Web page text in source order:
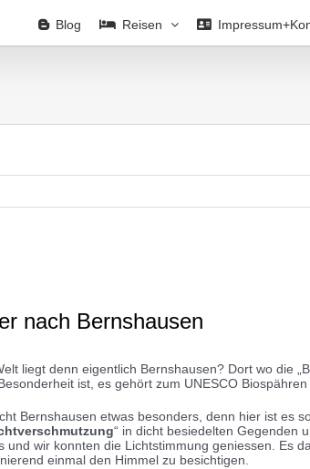
Blog Reisen
nach Bernshausen
liegt denn eigentlich Bernshausen? Dort wo die
ist, es gehört zum UNESCO
Bernshausen etwas besonders, denn hier ist es
“ in dicht besiedelten Gegenden
und wir konnten die Lichtstimmung geniessen. Es
einmal den Himmel zu besichtigen.